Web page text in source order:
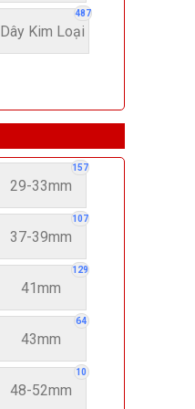
487
Dây Kim Loại
157
29-33mm
107
37-39mm
129
41mm
64
43mm
10
48-52mm